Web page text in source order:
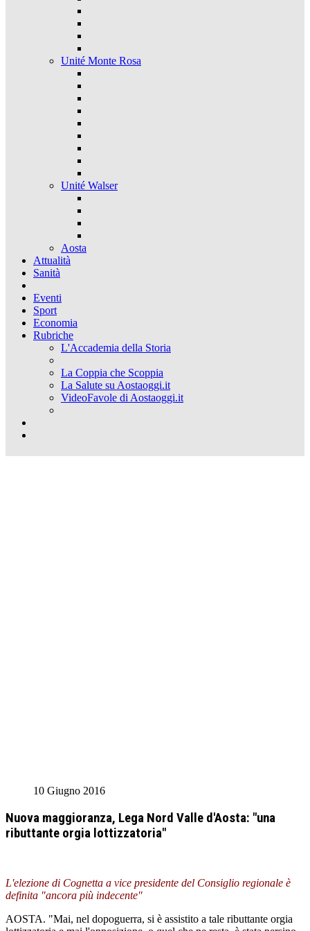
Unité Monte Rosa
Unité Walser
Aosta
Attualità
Sanità
Eventi
Sport
Economia
Rubriche
L'Accademia della Storia
La Coppia che Scoppia
La Salute su Aostaoggi.it
VideoFavole di Aostaoggi.it
10 Giugno 2016
Nuova maggioranza, Lega Nord Valle d'Aosta: "una
ributtante orgia lottizzatoria"
L'elezione di Cognetta a vice presidente del Consiglio regionale è
definita "ancora più indecente"
AOSTA. "Mai, nel dopoguerra, si è assistito a tale ributtante orgia